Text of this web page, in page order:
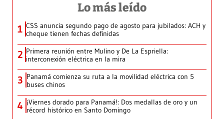
Lo más leído
1 CSS anuncia segundo pago de agosto para jubilados: ACH y
cheque tienen fechas definidas
2 Primera reunión entre Mulino y De La Espriella:
interconexión eléctrica en la mira
3 Panamá comienza su ruta a la movilidad eléctrica con 5
buses chinos
4 ¡Viernes dorado para Panamá!: Dos medallas de oro y un
récord histórico en Santo Domingo